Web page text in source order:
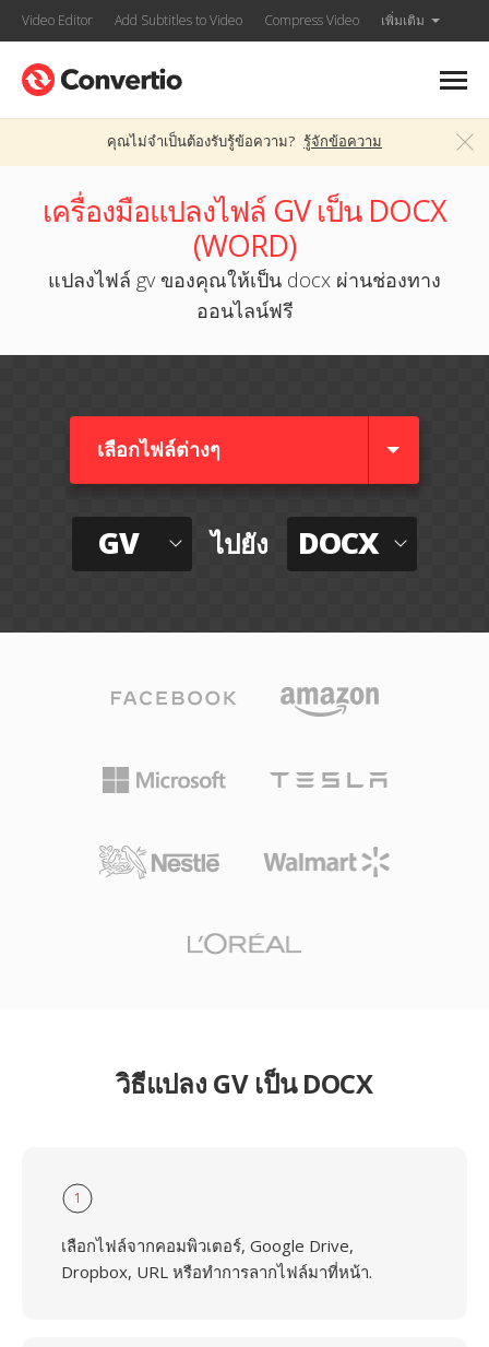
Video Editor Add Subtitles to Video Compress Video เพิ่มเติม
คุณไม่จำเป็นต้องรับรู้ข้อความ? รู้จักข้อความ
เครื่องมือแปลงไฟล์ GV เป็น DOCX
(WORD)
แปลงไฟล์ gv ของคุณให้เป็น docx ผ่านช่องทาง
ออนไลน์ฟรี
เลือกไฟล์ต่างๆ​
GV ไปยัง DOCX
วิธีแปลง GV เป็น DOCX
1
เลือกไฟล์จากคอมพิวเตอร์, Google Drive,
Dropbox, URL หรือทำการลากไฟล์มาที่หน้า.